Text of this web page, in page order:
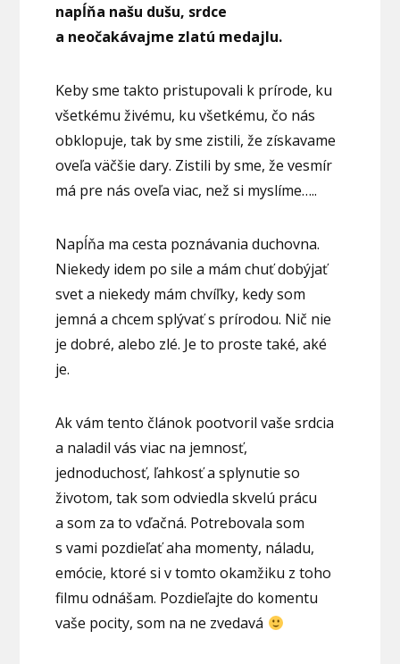
napĺňa našu dušu, srdce
a neočakávajme zlatú medajlu.
Keby sme takto pristupovali k prírode, ku
všetkému živému, ku všetkému, čo nás
obklopuje, tak by sme zistili, že získavame
oveľa väčšie dary. Zistili by sme, že vesmír
má pre nás oveľa viac, než si myslíme…..
Napĺňa ma cesta poznávania duchovna.
Niekedy idem po sile a mám chuť dobýjať
svet a niekedy mám chvíľky, kedy som
jemná a chcem splývať s prírodou. Nič nie
je dobré, alebo zlé. Je to proste také, aké
je.
Ak vám tento článok pootvoril vaše srdcia
a naladil vás viac na jemnosť,
jednoduchosť, ľahkosť a splynutie so
životom, tak som odviedla skvelú prácu
a som za to vďačná. Potrebovala som
s vami pozdieľať aha momenty, náladu,
emócie, ktoré si v tomto okamžiku z toho
filmu odnášam. Pozdieľajte do komentu
vaše pocity, som na ne zvedavá